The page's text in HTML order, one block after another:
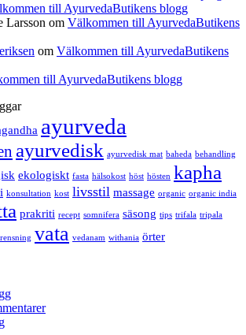
till AyurvedaButikens blogg
Larsson om Välkommen till AyurvedaButikens
om Välkommen till AyurvedaButikens
till AyurvedaButikens blogg
ayurveda
ayurvedisk ayurvedisk mat baheda behandling
ekologiskt fasta hälsokost höst hösten kapha
konsultation kost livsstil massage organic organic india
prakriti recept somnifera säsong tips trifala tripala
vata vedanam withania örter